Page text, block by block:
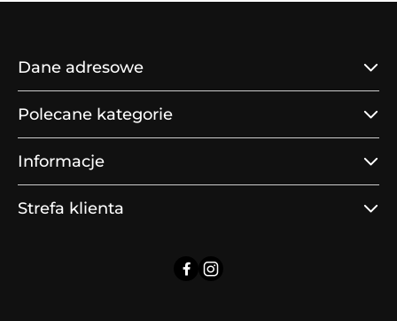
Dane adresowe
Polecane kategorie
Informacje
Strefa klienta